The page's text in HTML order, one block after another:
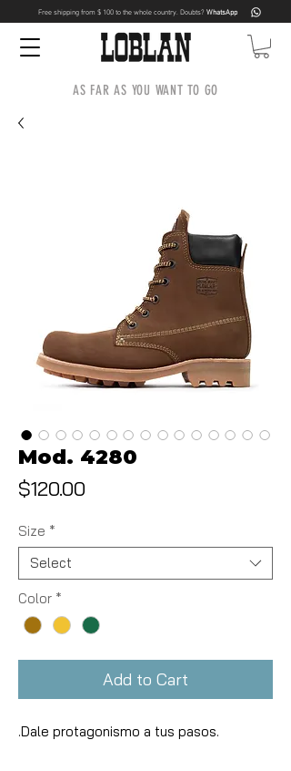
Free shipping from $ 100 to the whole country. Doubts? WhatsApp
AS FAR AS YOU WANT TO GO
Mod. 4280
$120.00
Size *
Select
Color *
Add to Cart
.Dale protagonismo a tus pasos.